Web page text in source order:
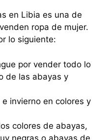
en Libia es una de
ropa de mujer.
lo siguiente:
por vender todo lo
de las abayas y
invierno en colores y
colores de abayas,
negras o abayas de